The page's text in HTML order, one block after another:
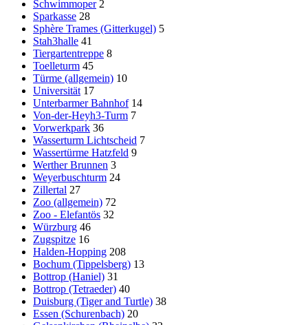
Schwimmoper 2
Sparkasse 28
Sphère Trames (Gitterkugel) 5
Stah3halle 41
Tiergartentreppe 8
Toelleturm 45
Türme (allgemein) 10
Universität 17
Unterbarmer Bahnhof 14
Von-der-Heyh3-Turm 7
Vorwerkpark 36
Wasserturm Lichtscheid 7
Wassertürme Hatzfeld 9
Werther Brunnen 3
Weyerbuschturm 24
Zillertal 27
Zoo (allgemein) 72
Zoo - Elefantös 32
Würzburg 46
Zugspitze 16
Halden-Hopping 208
Bochum (Tippelsberg) 13
Bottrop (Haniel) 31
Bottrop (Tetraeder) 40
Duisburg (Tiger and Turtle) 38
Essen (Schurenbach) 20